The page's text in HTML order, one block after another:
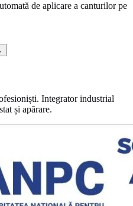
de aplicare a canturilor pe
Integrator industrial
și apărare.